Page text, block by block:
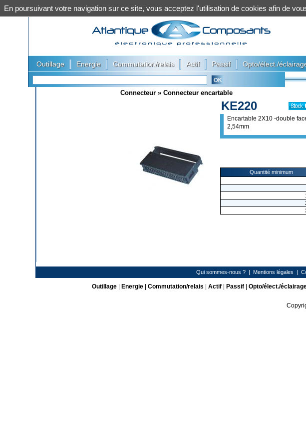
Outillage Energie Commutation/relais Actif Passif Opto/élect./
Connecteur » Connecteur encartable
KE220
Encartable 2X10 -double
2,54mm
Quantité minimum
Qui sommes-nous ? | Mentions légales |
Outillage| Energie| Commutation/relais Actif| Passif| Opto/élect./
En poursuivant votre navigation sur ce site, vous acceptez l'utilisation de cookies afin de